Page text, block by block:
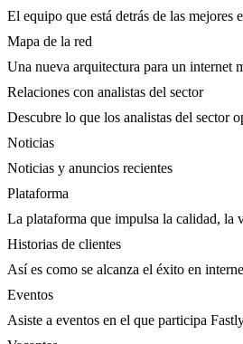
El equipo que está detrás de las mejores
Mapa de la red
Una nueva arquitectura para un internet
Relaciones con analistas del sector
Descubre lo que los analistas del sector
Noticias
Noticias y anuncios recientes
Plataforma
La plataforma que impulsa la calidad, la
Historias de clientes
Así es como se alcanza el éxito en
Eventos
Asiste a eventos en el que participa